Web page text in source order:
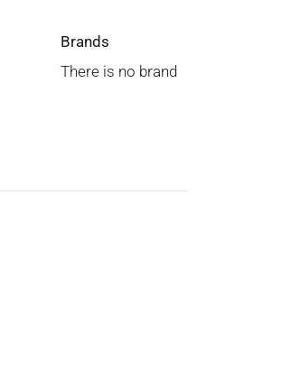
Brands
There is no brand